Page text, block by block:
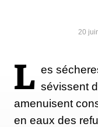
20
L es
sévissent
amenuisent
en eaux des